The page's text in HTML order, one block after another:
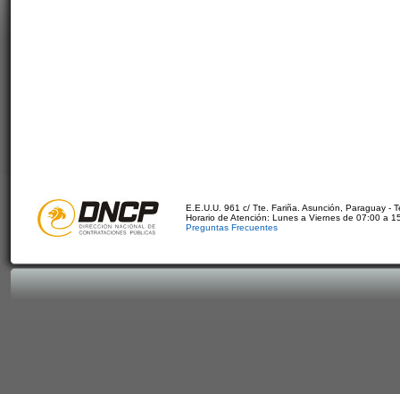
E.E.U.U. 961 c/ Tte. Fariña. Asunción, Paraguay -
Horario de Atención: Lunes a Viernes de 07:00 a
Preguntas Frecuentes